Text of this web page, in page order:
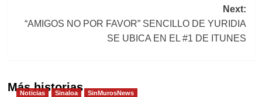
Next:
“AMIGOS NO POR FAVOR” SENCILLO DE YURIDIA
SE UBICA EN EL #1 DE ITUNES
Más historias
Noticias Sinaloa SinMurosNews